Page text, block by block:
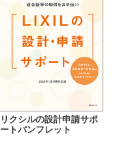
リクシルの設計申請サポ
ートパンフレット